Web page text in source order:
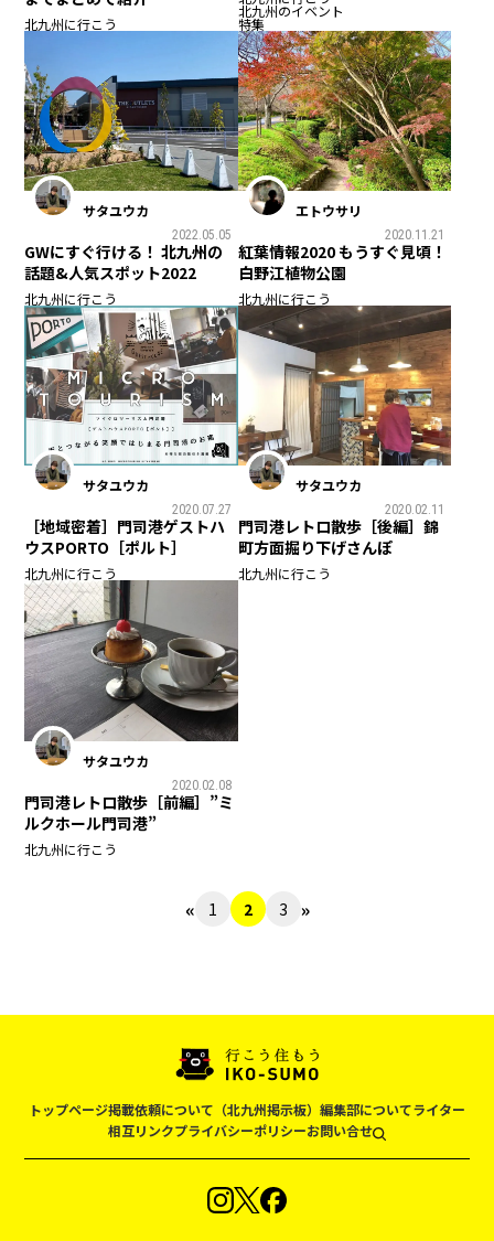
北九州に行こう
北九州のイベント
特集
サタユウカ
2022.05.05
GWにすぐ行ける！ 北九州の
話題&人気スポット2022
北九州に行こう
エトウサリ
2020.11.21
紅葉情報2020 もうすぐ見頃！
白野江植物公園
北九州に行こう
サタユウカ
2020.07.27
［地域密着］門司港ゲストハ
ウスPORTO［ポルト］
北九州に行こう
サタユウカ
2020.02.11
門司港レトロ散歩［後編］錦
町方面掘り下げさんぽ
北九州に行こう
サタユウカ
2020.02.08
門司港レトロ散歩［前編］”ミ
ルクホール門司港”
北九州に行こう
« 1 2 3 »
トップページ掲載依頼について（北九州掲示板） 編集部についてライター
相互リンクプライバシーポリシーお問い合せ